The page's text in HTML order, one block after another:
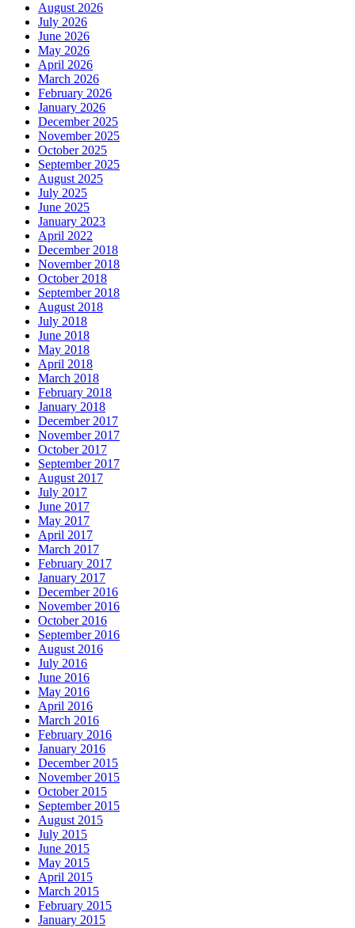
August 2026
July 2026
June 2026
May 2026
April 2026
March 2026
February 2026
January 2026
December 2025
November 2025
October 2025
September 2025
August 2025
July 2025
June 2025
January 2023
April 2022
December 2018
November 2018
October 2018
September 2018
August 2018
July 2018
June 2018
May 2018
April 2018
March 2018
February 2018
January 2018
December 2017
November 2017
October 2017
September 2017
August 2017
July 2017
June 2017
May 2017
April 2017
March 2017
February 2017
January 2017
December 2016
November 2016
October 2016
September 2016
August 2016
July 2016
June 2016
May 2016
April 2016
March 2016
February 2016
January 2016
December 2015
November 2015
October 2015
September 2015
August 2015
July 2015
June 2015
May 2015
April 2015
March 2015
February 2015
January 2015